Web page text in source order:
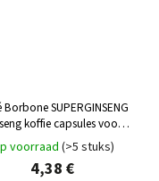
Borbone SUPERGINSENG
koffie capsules voor
Dolce Gusto 16 stuks
voorraad (>5 stuks)
4,38 €